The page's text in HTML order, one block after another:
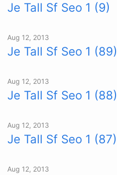
Je Tall Sf Seo 1 (9)
Aug 12, 2013
Je Tall Sf Seo 1 (89)
Aug 12, 2013
Je Tall Sf Seo 1 (88)
Aug 12, 2013
Je Tall Sf Seo 1 (87)
Aug 12, 2013